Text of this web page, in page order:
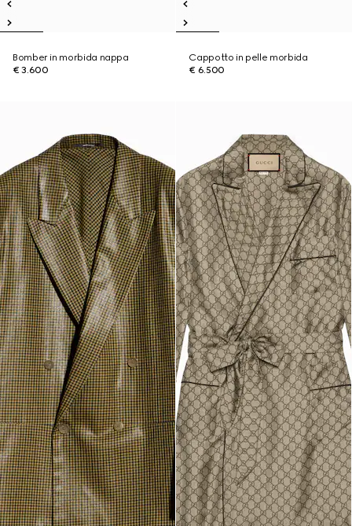
Bomber in morbida nappa
€ 3.600
Cappotto in pelle morbida
€ 6.500